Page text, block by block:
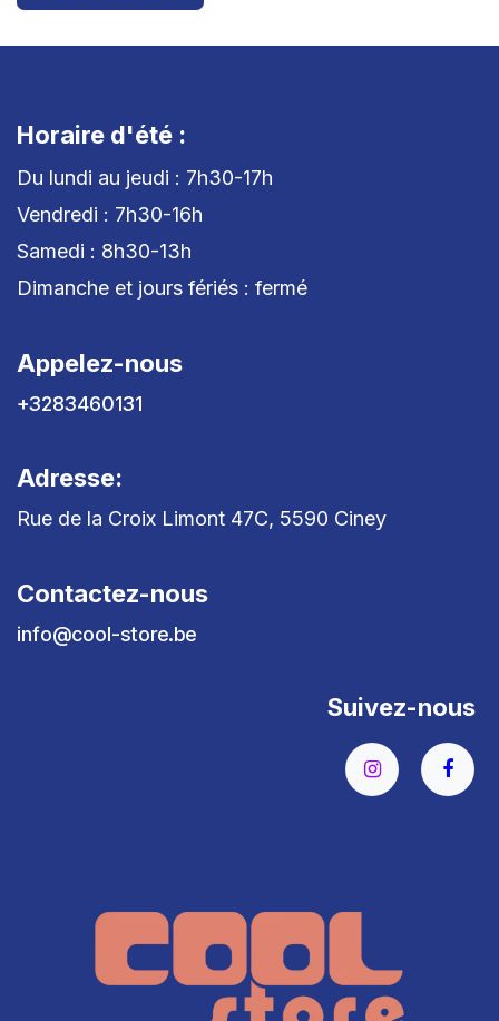
Horaire d'été :
Du lundi au jeudi : 7h30-17h
Vendredi : 7h30-16h
Samedi : 8h30-13h
Dimanche et jours fériés : fermé
Appelez-nous
+3283460131
Adresse:
Rue de la Croix Limont 47C, 5590 Ciney
Contactez-nous
info@cool-store.be
Suivez-nous